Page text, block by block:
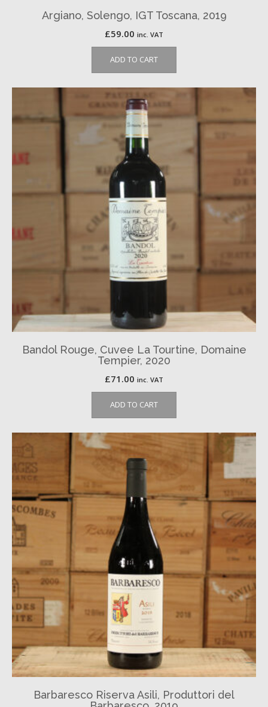
Argiano, Solengo, IGT Toscana, 2019
£59.00 inc. VAT
ADD TO CART
Bandol Rouge, Cuvee La Tourtine, Domaine
Tempier, 2020
£71.00 inc. VAT
ADD TO CART
Barbaresco Riserva Asili, Produttori del